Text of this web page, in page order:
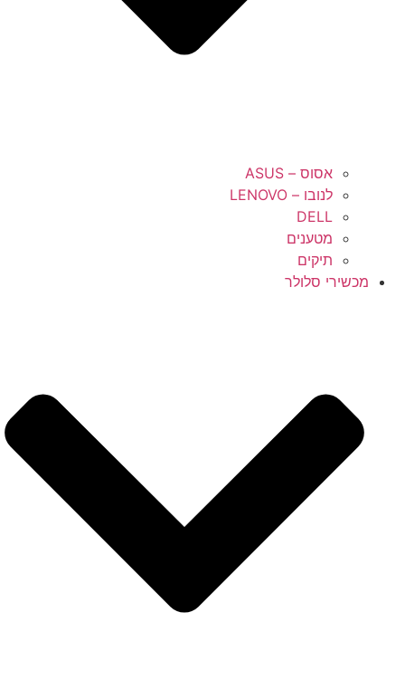
אסוס – ASUS
לנובו – LENOVO
DELL
מטענים
תיקים
מכשירי סלולר